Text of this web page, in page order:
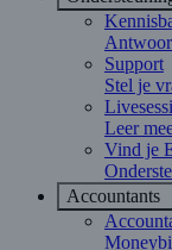
Support
Stel je
Leer
Vind je
Accountants